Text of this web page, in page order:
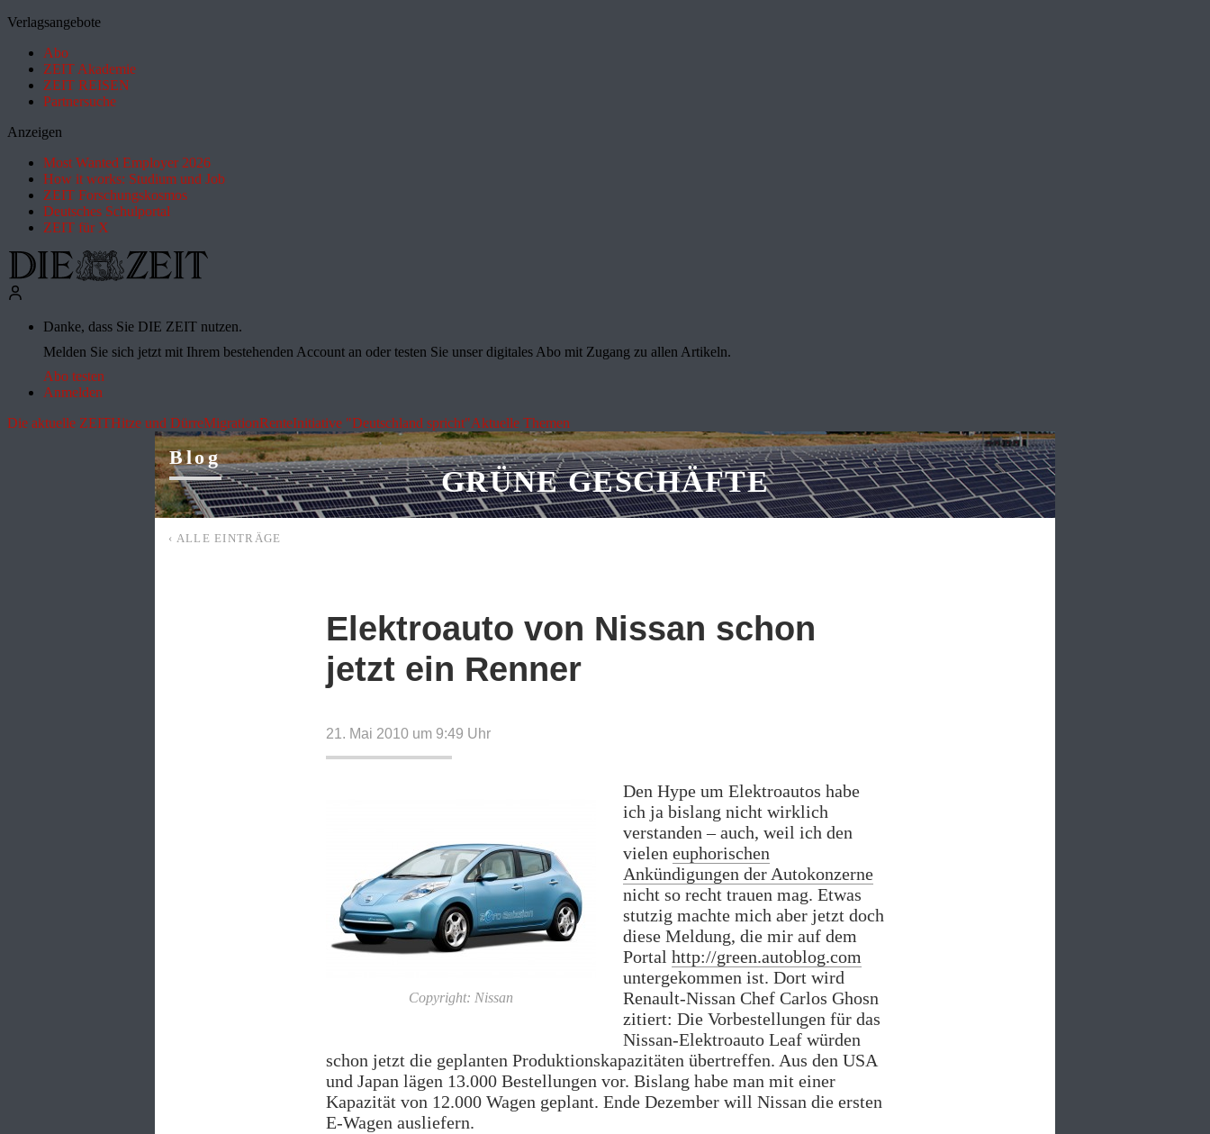
Verlagsangebote
Abo
ZEIT Akademie
ZEIT REISEN
Partnersuche
Anzeigen
Most Wanted Employer 2026
How it works: Studium und Job
ZEIT Forschungskosmos
Deutsches Schulportal
ZEIT für X
Danke, dass Sie DIE ZEIT nutzen.
Melden Sie sich jetzt mit Ihrem bestehenden Account an oder testen Sie unser digitales Abo mit Zugang zu allen Artikeln.
Abo testen
Anmelden
Die aktuelle ZEITHitze und DürreMigrationRenteInitiative "Deutschland spricht"Aktuelle Themen
Blog
GRÜNE GESCHÄFTE
‹ ALLE EINTRÄGE
Elektroauto von Nissan schon
jetzt ein Renner
21. Mai 2010 um 9:49 Uhr
Copyright: Nissan
Den Hype um Elektroautos habe
ich ja bislang nicht wirklich
verstanden – auch, weil ich den
vielen euphorischen
Ankündigungen der Autokonzerne
nicht so recht trauen mag. Etwas
stutzig machte mich aber jetzt doch
diese Meldung, die mir auf dem
Portal http://green.autoblog.com
untergekommen ist. Dort wird
Renault-Nissan Chef Carlos Ghosn
zitiert: Die Vorbestellungen für das
Nissan-Elektroauto Leaf würden
schon jetzt die geplanten Produktionskapazitäten übertreffen. Aus den USA
und Japan lägen 13.000 Bestellungen vor. Bislang habe man mit einer
Kapazität von 12.000 Wagen geplant. Ende Dezember will Nissan die ersten
E-Wagen ausliefern.